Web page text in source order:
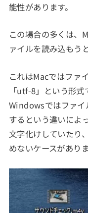
能性があります。
この場合の多くは、
ァイルを読み込もう
これはMacではファ
「utf-8」という形式
Windowsではファ
するという違いによ
文字化けしていたり
めないケースがありま